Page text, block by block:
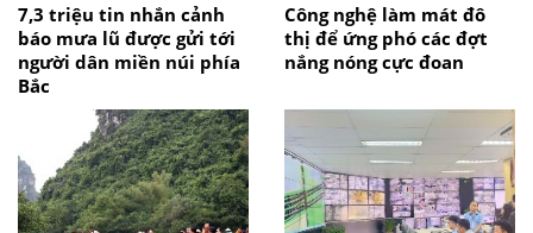
7,3 triệu tin nhắn cảnh
báo mưa lũ được gửi tới
người dân miền núi phía
Bắc
Công nghệ làm mát đô
thị để ứng phó các đợt
nắng nóng cực đoan